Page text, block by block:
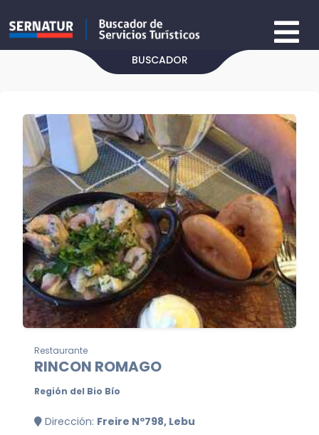
BUSCADOR
Restaurante
RINCON ROMAGO
Región del Bio Bío
Dirección: Freire Nº798, Lebu